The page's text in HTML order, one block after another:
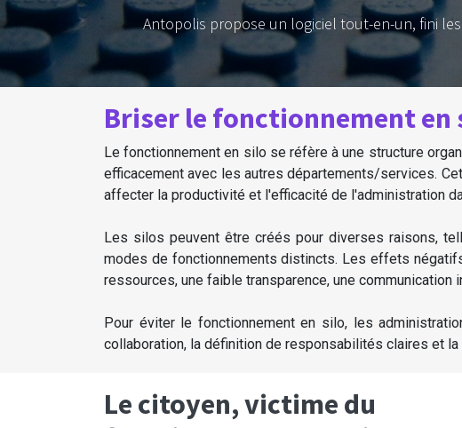
Antopolis propose un logiciel tout-en-un, fini
Briser le fonctionnement en
Le fonctionnement en silo se réfère à une structure
efficacement avec les autres départements/services.
affecter la productivité et l'efficacité de l'administration
Les silos peuvent être créés pour diverses raisons,
modes de fonctionnements distincts. Les effets
ressources, une faible transparence, une communication
Pour éviter le fonctionnement en silo, les
collaboration, la définition de responsabilités claires et
Le citoyen, victime du